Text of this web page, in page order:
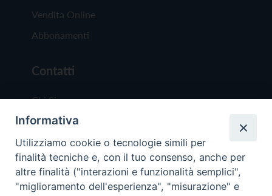
Vendita Online
Abbonamenti
Contatti
Chi Siamo
Redazione
Scrivici
Informativa
Utilizziamo cookie o tecnologie simili per
finalità tecniche e, con il tuo consenso, anche per
altre finalità ("interazioni e funzionalità semplici",
"miglioramento dell'esperienza", "misurazione" e